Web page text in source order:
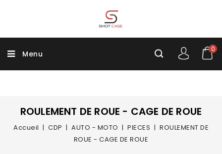
Menu
0
ROULEMENT DE ROUE - CAGE DE ROUE
Accueil CDP AUTO - MOTO PIECES
ROULEMENT DE
ROUE - CAGE DE ROUE